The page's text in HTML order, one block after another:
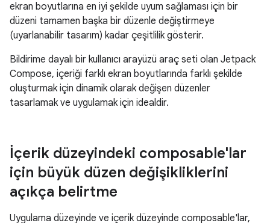
ekran boyutlarına en iyi şekilde uyum sağlaması için bir
düzeni tamamen başka bir düzenle değiştirmeye
(uyarlanabilir tasarım) kadar çeşitlilik gösterir.
Bildirime dayalı bir kullanıcı arayüzü araç seti olan Jetpack
Compose, içeriği farklı ekran boyutlarında farklı şekilde
oluşturmak için dinamik olarak değişen düzenler
tasarlamak ve uygulamak için idealdir.
İçerik düzeyindeki composable'lar
için büyük düzen değişikliklerini
açıkça belirtme
Uygulama düzeyinde ve içerik düzeyinde composable'lar,